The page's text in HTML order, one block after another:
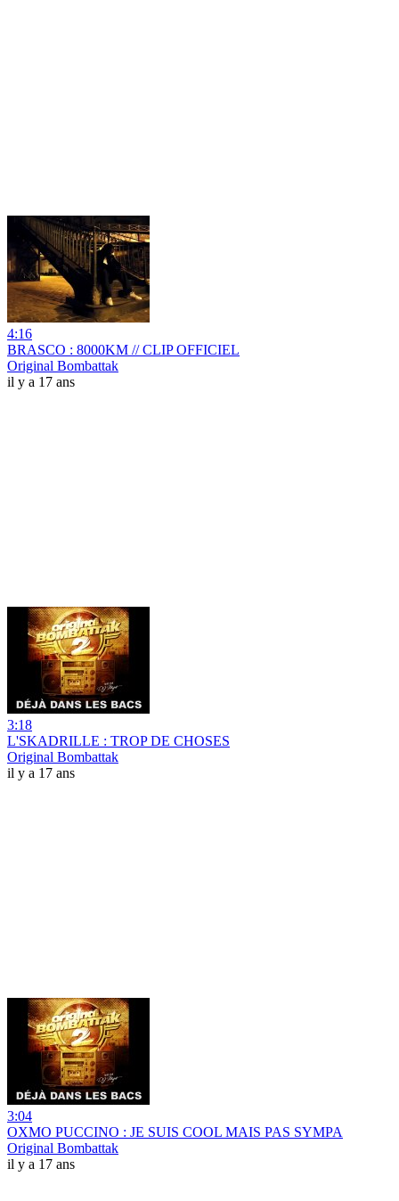
4:16
BRASCO : 8000KM // CLIP OFFICIEL
Original Bombattak
il y a 17 ans
3:18
L'SKADRILLE : TROP DE CHOSES
Original Bombattak
il y a 17 ans
3:04
OXMO PUCCINO : JE SUIS COOL MAIS PAS SYMPA
Original Bombattak
il y a 17 ans